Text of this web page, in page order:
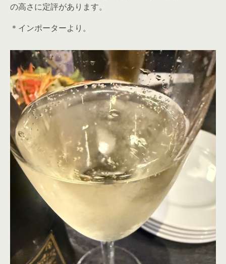
の高さに定評があります。
＊インポーターより。